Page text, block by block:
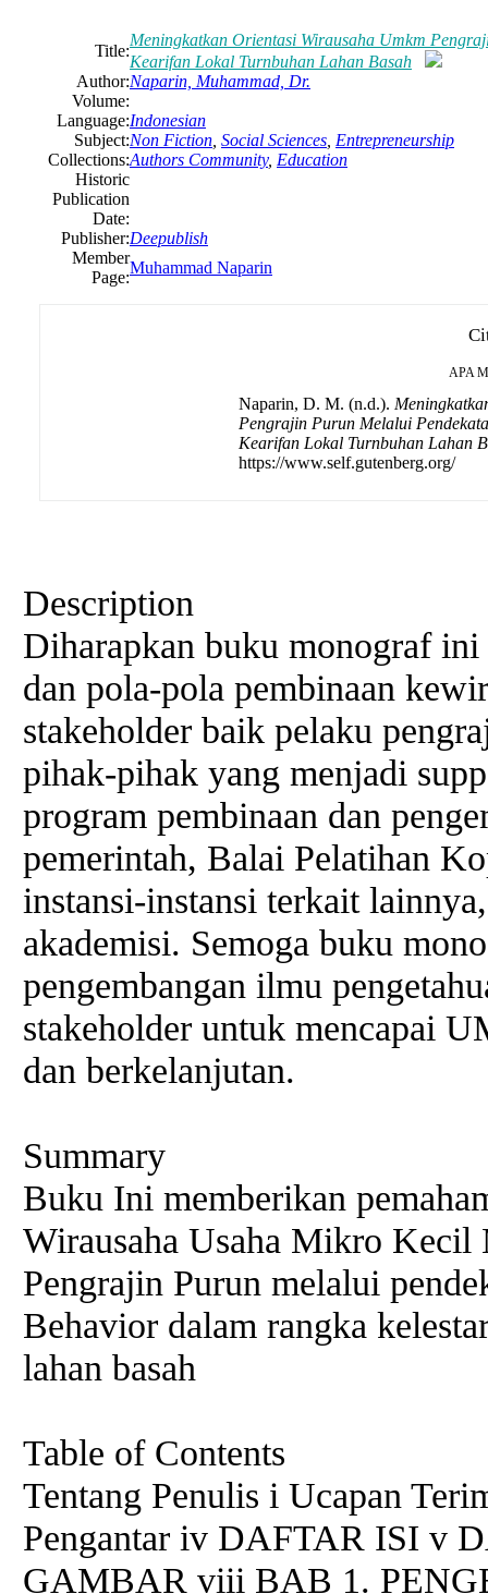
Title:
Meningkatkan Orientasi Wirausaha Umkm
Kearifan Lokal Turnbuhan Lahan Basah
Author:Naparin, Muhammad, Dr.
Volume:
Language:Indonesian
Subject:Non Fiction Social Sciences Entrepreneurship
Collections:Authors Community, Education
Historic
Publication
Date:
Publisher:Deepublish
Member
Page:
Muhammad Naparin
APA
Naparin, D. M. (n.d.).
Pengrajin Purun Melalui
Kearifan Lokal Turnbuhan Lahan
https://www.self.gutenberg.org/
Description
Diharapkan buku monograf
dan pola-pola pembinaan
stakeholder baik pelaku
pihak-pihak yang menjadi
program pembinaan dan
pemerintah, Balai Pelatihan
instansi-instansi terkait
akademisi. Semoga buku
pengembangan ilmu
stakeholder untuk mencapai
dan berkelanjutan.
Summary
Buku Ini memberikan
Wirausaha Usaha Mikro
Pengrajin Purun melalui
Behavior dalam rangka
lahan basah
Table of Contents
Tentang Penulis i Ucapan
Pengantar iv DAFTAR ISI v
GAMBAR viii BAB 1.